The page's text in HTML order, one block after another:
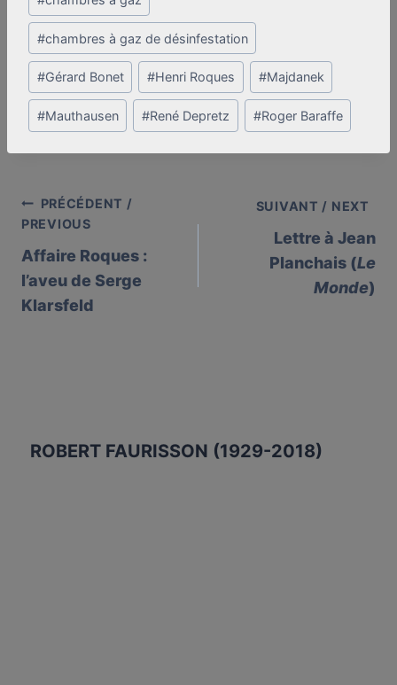
#chambres à gaz de désinfestation
#Gérard Bonet #Henri Roques #Majdanek
#Mauthausen #René Depretz #Roger Baraffe
Post
navigation
PRÉCÉDENT /
PREVIOUS
Affaire Roques :
l’aveu de Serge
Klarsfeld
SUIVANT / NEXT
Lettre à Jean
Planchais (Le
Monde)
ROBERT FAURISSON (1929-2018)